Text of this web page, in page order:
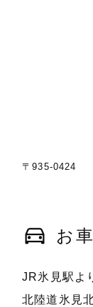
〒935-0424
お
JR氷見駅よ
北陸道氷見